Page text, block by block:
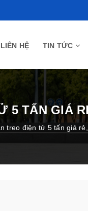
LIÊN HỆ TIN TỨC
5 TẤN GIÁ
treo điện tử 5 tấn giá